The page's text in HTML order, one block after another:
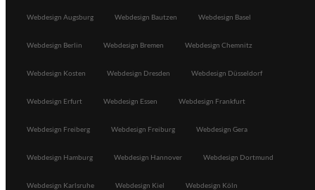
Webdesign Augsburg Webdesign Bautzen Webdesign Basel
Webdesign Berlin Webdesign Bremen Webdesign Chemnitz
Webdesign Kosten Webdesign Dresden Webdesign Düsseldorf
Webdesign Erfurt Webdesign Essen Webdesign Frankfurt
Webdesign Freiberg Webdesign Freiburg Webdesign Gera
Webdesign Hamburg Webdesign Hannover Webdesign Dortmund
Webdesign Karlsruhe Webdesign Kiel Webdesign Köln